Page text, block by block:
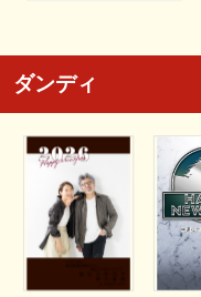
ダンディ